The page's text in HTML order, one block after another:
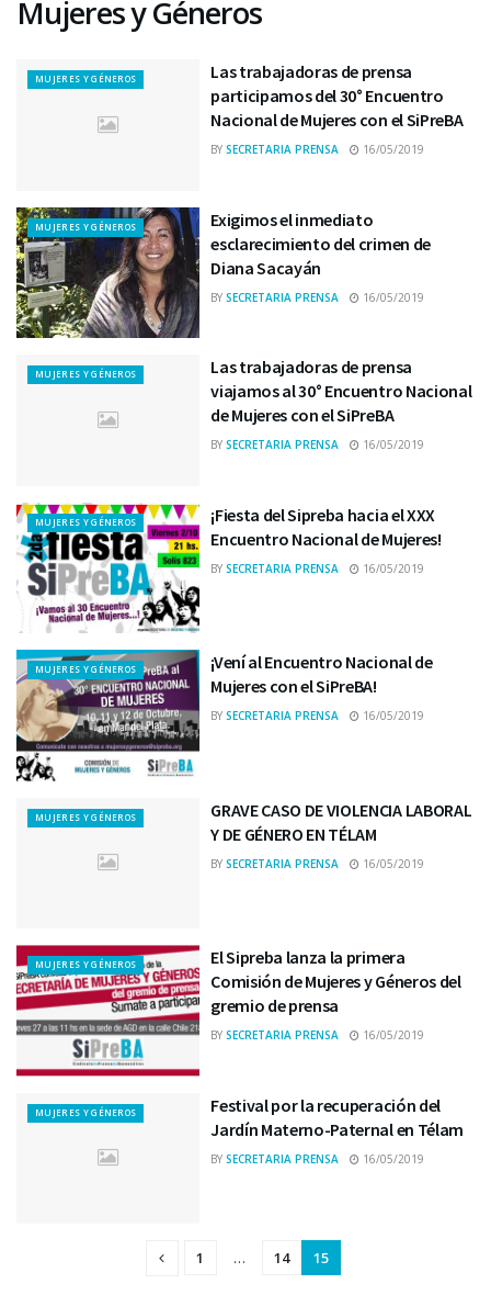
Mujeres y Géneros
MUJERES Y GÉNEROS
Las trabajadoras de prensa
participamos del 30° Encuentro
Nacional de Mujeres con el SiPreBA
BY SECRETARIA PRENSA 16/05/2019
MUJERES Y GÉNEROS
Exigimos el inmediato
esclarecimiento del crimen de
Diana Sacayán
BY SECRETARIA PRENSA 16/05/2019
MUJERES Y GÉNEROS
Las trabajadoras de prensa
viajamos al 30° Encuentro Nacional
de Mujeres con el SiPreBA
BY SECRETARIA PRENSA 16/05/2019
MUJERES Y GÉNEROS
¡Fiesta del Sipreba hacia el XXX
Encuentro Nacional de Mujeres!
BY SECRETARIA PRENSA 16/05/2019
MUJERES Y GÉNEROS
¡Vení al Encuentro Nacional de
Mujeres con el SiPreBA!
BY SECRETARIA PRENSA 16/05/2019
MUJERES Y GÉNEROS
GRAVE CASO DE VIOLENCIA LABORAL
Y DE GÉNERO EN TÉLAM
BY SECRETARIA PRENSA 16/05/2019
MUJERES Y GÉNEROS
El Sipreba lanza la primera
Comisión de Mujeres y Géneros del
gremio de prensa
BY SECRETARIA PRENSA 16/05/2019
MUJERES Y GÉNEROS
Festival por la recuperación del
Jardín Materno-Paternal en Télam
BY SECRETARIA PRENSA 16/05/2019
1 … 14 15